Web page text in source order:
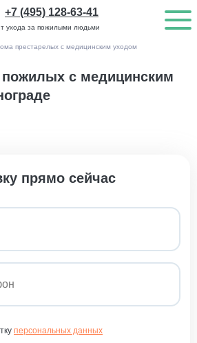
ухода за пожилыми людьми
+7 (495) 128-63-41
престарелых с медицинским уходом
пожилых с медицинским
прямо сейчас
персональных данных